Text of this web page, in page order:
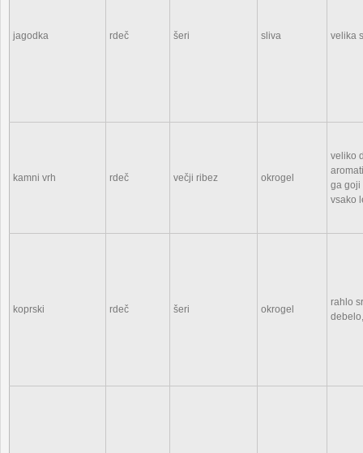
jagodka rdeč šeri sliva velika
kamni vrh rdeč večji ribez okrogel
veliko
ga goji
vsako
koprski rdeč šeri okrogel
rahlo